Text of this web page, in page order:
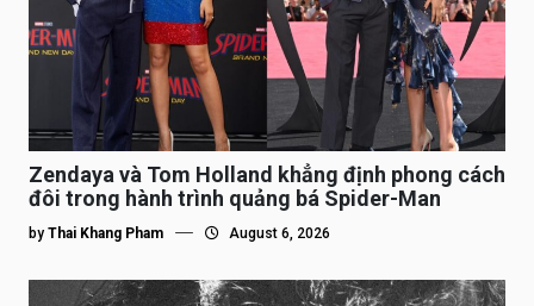
Zendaya và Tom Holland khẳng định phong cách
đôi trong hành trình quảng bá Spider-Man
by Thai Khang Pham August 6, 2026